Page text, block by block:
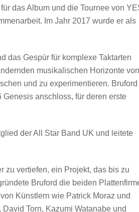
das Album und die Tournee von
Im Jahr 2017 wurde er als
das Gespür für komplexe Taktarten
musikalischen Horizonte von
und zu experimentieren. Bruford
anschloss, für deren erste
der All Star Band UK und leitete
zu vertiefen, ein Projekt, das bis zu
Bruford die beiden
Künstlern wie Patrick Moraz und
Torn, Kazumi Watanabe und